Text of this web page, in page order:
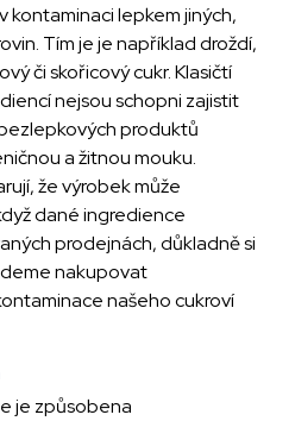
kontaminaci lepkem jiných,
Tím je je například droždí,
či skořicový cukr. Klasičtí
nejsou schopni zajistit
produktů
a žitnou mouku.
že výrobek může
dané ingredience
prodejnách, důkladně si
nakupovat
našeho cukroví
je způsobena